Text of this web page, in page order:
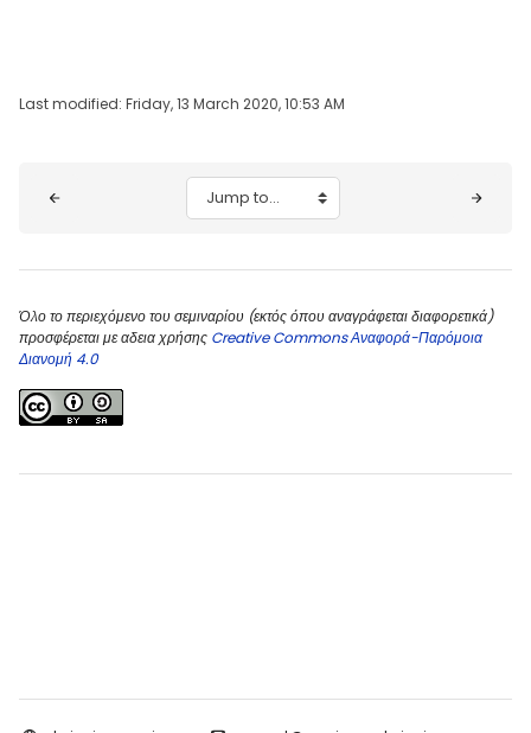
Last modified: Friday, 13 March 2020, 10:53 AM
Jump to...
Όλο το περιεχόμενο του σεμιναρίου (εκτός όπου αναγράφεται διαφορετικά)
προσφέρεται με αδεια χρήσης Creative Commons Αναφορά-Παρόμοια
Διανομή 4.0